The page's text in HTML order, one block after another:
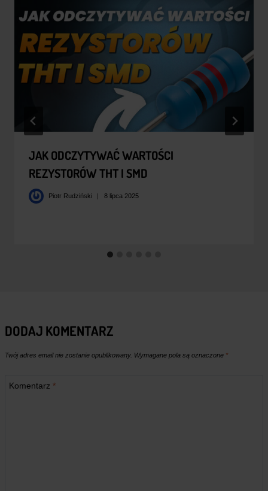
JAK ODCZYTYWAĆ WARTOŚCI
REZYSTORÓW THT I SMD
Piotr Rudziński 8 lipca 2025
DODAJ KOMENTARZ
Twój adres email nie zostanie opublikowany. Wymagane pola są oznaczone *
Komentarz *